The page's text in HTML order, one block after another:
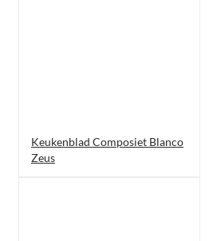
Keukenblad Composiet Blanco
Zeus